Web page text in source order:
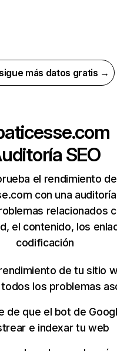
más datos gratis →
SEO
el rendimiento de
con una
relacionados
el contenido, los
codificación
de tu sitio
los problemas
de que el bot de
e indexar tu web